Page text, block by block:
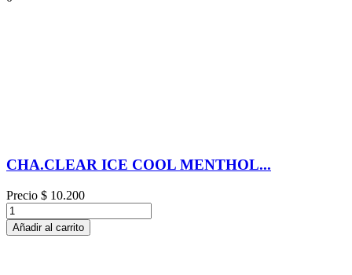
CHA.CLEAR ICE COOL MENTHOL...
Precio $ 10.200
Añadir al carrito